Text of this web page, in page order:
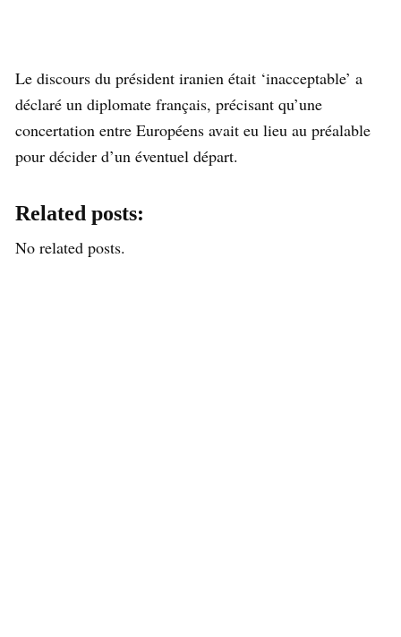
Le discours du président iranien était ‘inacceptable’ a
déclaré un diplomate français, précisant qu’une
concertation entre Européens avait eu lieu au préalable
pour décider d’un éventuel départ.
Related posts:
No related posts.